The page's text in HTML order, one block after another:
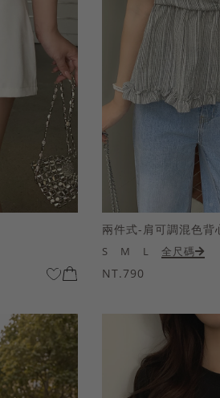
兩件式-肩可調混色背
S M L 全尺碼
NT.790